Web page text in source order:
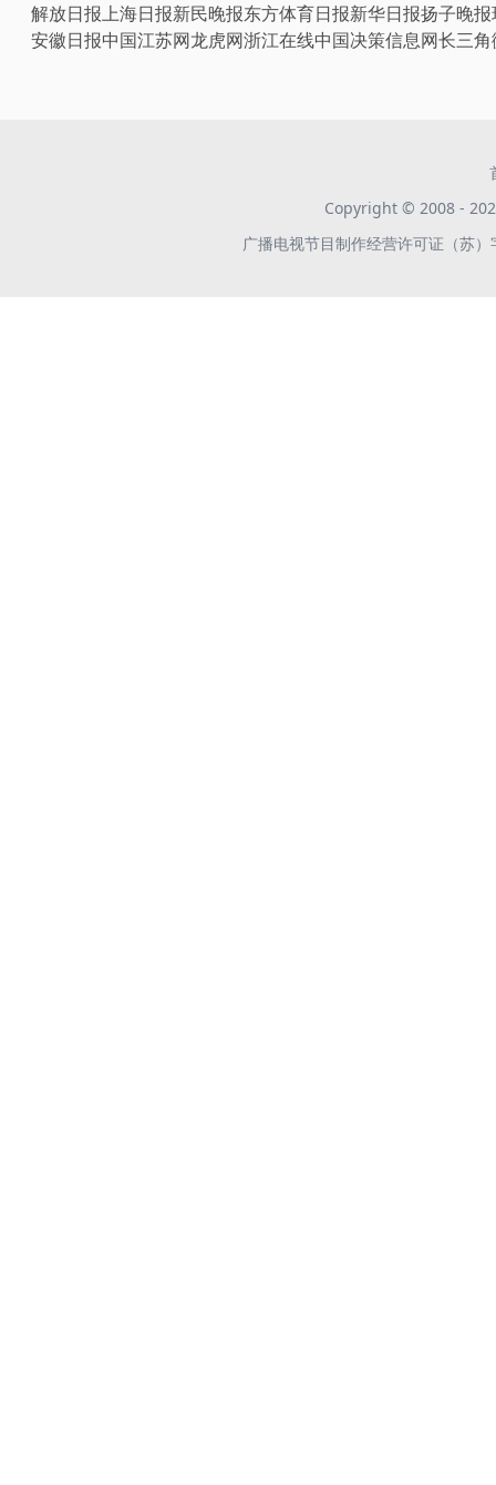
解放日报上海日报新民晚报东方体育日报新华日报扬子晚报
安徽日报中国江苏网龙虎网浙江在线中国决策信息网长三
Copyright © 2008 -
广播电视节目制作经营许可证（苏